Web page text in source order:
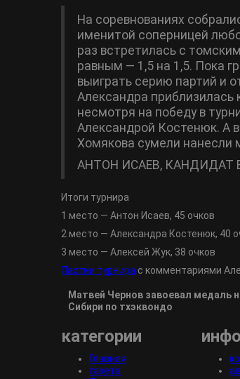
На соревнованиях
именитой соперницей
раз встретилась с
равным ― 1,5 на 1,5. Пока
выиграть серию партий и
Александра приблизилась
несмотря на победу в
Александрой Костенюк. А
Хомякова сумели нанесли
АНТОН ИСАЕВ, КАНДИДАТ
Итоги турнира
1 место ― Антон Исаев, 45 очков
2 место ― Александра Костенюк, 40
3 место ― Алексей Жук, 38 очков
Партии турнира с комментариями
Матвей Чернов завоевал медаль
Сибири по тхэквондо
категории
Главная
газета